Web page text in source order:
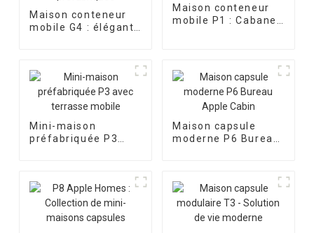
Maison conteneur
mobile G4 : élégante
Maison conteneur
mobile P1 : Cabane
Mini-maison
préfabriquée P3
Maison capsule
moderne P6 Bureau